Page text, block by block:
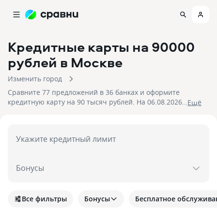
Кредитные карты на 90000
рублей в Москве
Изменить город
Сравните 77 предложений в 36 банках и оформите
кредитную карту на 90 тысяч рублей. На 06.08.2026
Eщё
Укажите кредитный лимит
Бонусы
Все фильтры Бонусы Бесплатное